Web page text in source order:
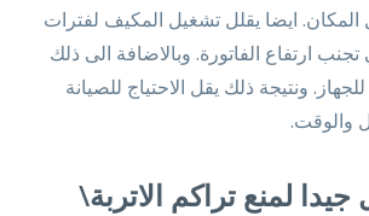
المكان. ايضا يقلل تشغيل المكيف لفترات
ارتفاع الفاتورة. وبالاضافة الى ذلك
ونتيجة ذلك يقل الاحتياج للصيانة
والوقت.
لمنع تراكم الاتربة\